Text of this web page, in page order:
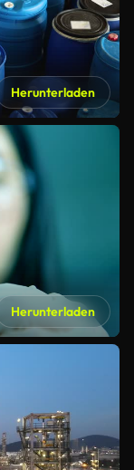
Herunterladen
Herunterladen